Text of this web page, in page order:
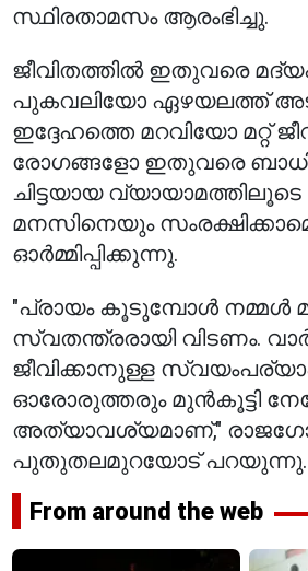
സ്ഥിരതാമസം ആരംഭിച്ചു.
ജീവിതത്തിൽ ഇതുവരെ
പുകവലിയോ ഏഴയലത്ത്
ഇദ്ദേഹത്തെ മറവിയോ മറ്റ്
രോഗങ്ങളോ ഇതുവരെ
ചിട്ടയായ
മനസിനെയും
ഓർമ്മിപ്പിക്കുന്നു.
"പ്രായം കൂടുമ്പോൾ നമ്മൾ
സ്വതന്ത്രരായി വിടണം.
ജീവിക്കാനുള്ള
ഓരോരുത്തരും മുൻകൂട്ടി
അത്യാവശ്യമാണ്,"
പുതുതലമുറയോട് പറയുന്നു.
From around the web